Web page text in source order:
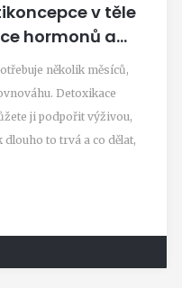
v těle
hormonů a
několik měsíců,
Detoxikace
ji podpořit výživou,
to trvá a co dělat,